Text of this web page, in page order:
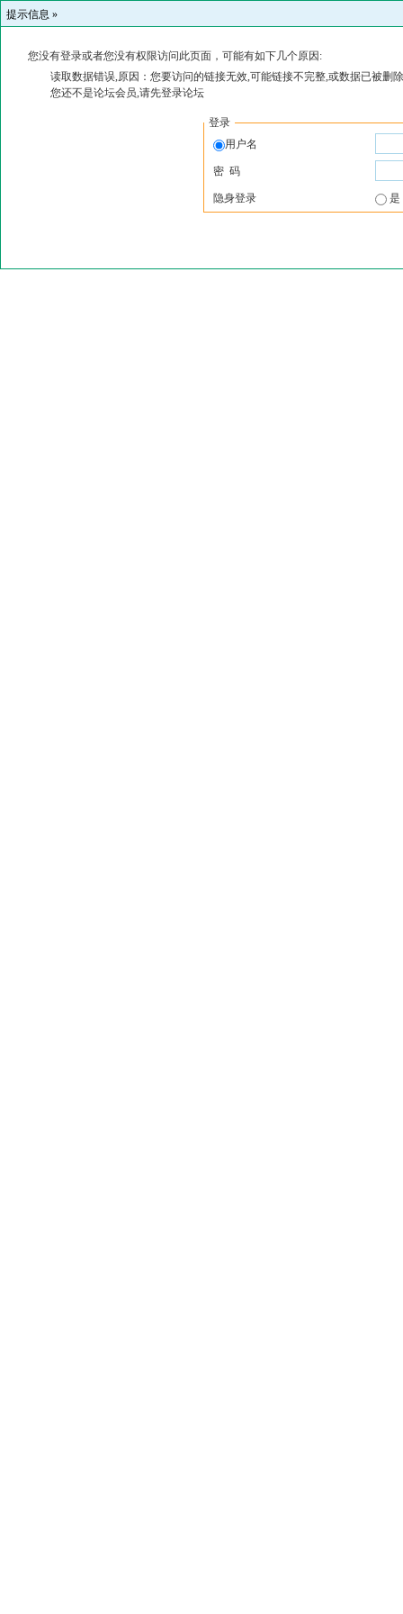
提示信息 »
您没有登录或者您没有权限访问此页面，可能有如下几个原因:
读取数据错误,原因：您要访问的链接无效,可能链接不完整,或数据已被删
您还不是论坛会员,请先登录论坛
登录
用户名
密 码
隐身登录